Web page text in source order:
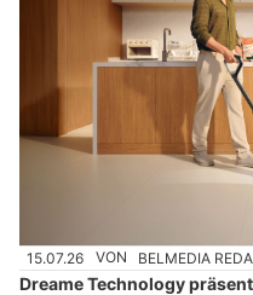
15.07.26 VON BELMEDIA
Dreame Technology